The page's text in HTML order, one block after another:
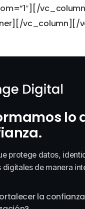
vc_column][/
lo
protege datos,
de manera
la